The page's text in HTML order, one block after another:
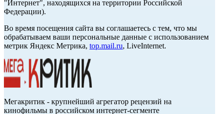
"Интернет", находящихся на территории Российской
Федерации).
Во время посещения сайта вы соглашаетесь с тем, что мы
обрабатываем ваши персональные данные с использованием
метрик Яндекс Метрика, top.mail.ru, LiveInternet.
Мегакритик - крупнейший агрегатор рецензий на
кинофильмы в российском интернет-сегменте